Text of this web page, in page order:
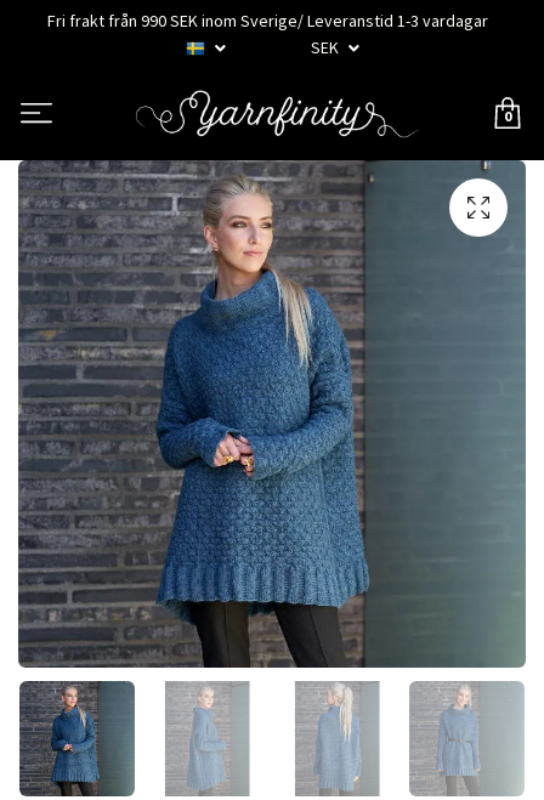
Fri frakt från 990 SEK inom Sverige/ Leveranstid 1-3 vardagar
SEK
0